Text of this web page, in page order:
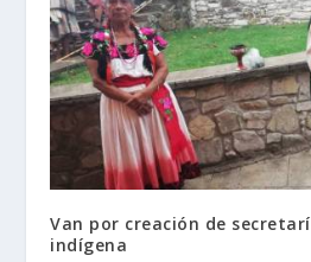
Van por creación de
indígena